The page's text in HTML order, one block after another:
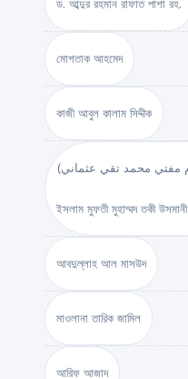
ড. আব্দুর রহমান রাফাত পাশা রহ.
মোশতাক আহমেদ
কাজী আবুল কালাম সিদ্দীক
(شيخ الاسلام مفتي محمد تقي عثماني) শাইখুল
ইসলাম মুফতী মুহাম্মদ তকী উসমানী
আবদুল্লাহ আল মাসউদ
মাওলানা তারিক জামিল
আরিফ আজাদ